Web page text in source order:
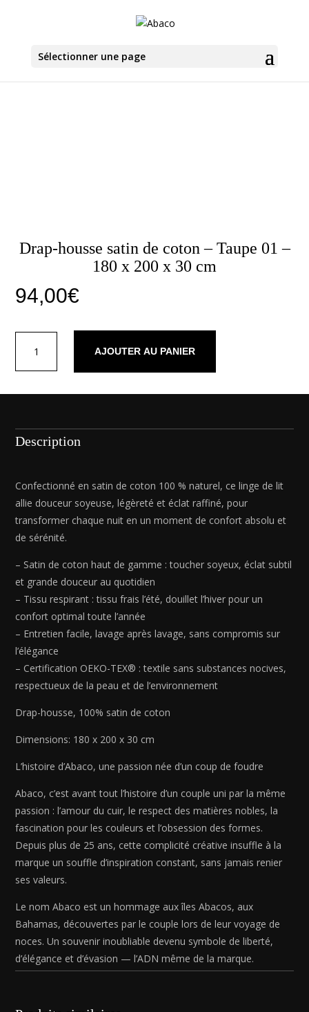
Sélectionner une page
Drap-housse satin de coton – Taupe 01 –
180 x 200 x 30 cm
94,00€
Drap-
coton
-
01
200
30
cm
AJOUTER AU PANIER
Description
Confectionné en satin de coton 100 % naturel, ce linge de lit
allie douceur soyeuse, légèreté et éclat raffiné, pour
transformer chaque nuit en un moment de confort absolu et
de sérénité.
– Satin de coton haut de gamme : toucher soyeux, éclat subtil
et grande douceur au quotidien
– Tissu respirant : tissu frais l’été, douillet l’hiver pour un
confort optimal toute l’année
– Entretien facile, lavage après lavage, sans compromis sur
l’élégance
– Certification OEKO-TEX® : textile sans substances nocives,
respectueux de la peau et de l’environnement
Drap-housse, 100% satin de coton
Dimensions: 180 x 200 x 30 cm
L’histoire d’Abaco, une passion née d’un coup de foudre
Abaco, c’est avant tout l’histoire d’un couple uni par la même
passion : l’amour du cuir, le respect des matières nobles, la
fascination pour les couleurs et l’obsession des formes.
Depuis plus de 25 ans, cette complicité créative insuffle à la
marque un souffle d’inspiration constant, sans jamais renier
ses valeurs.
Le nom Abaco est un hommage aux îles Abacos, aux
Bahamas, découvertes par le couple lors de leur voyage de
noces. Un souvenir inoubliable devenu symbole de liberté,
d’élégance et d’évasion — l’ADN même de la marque.